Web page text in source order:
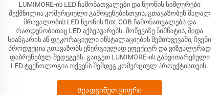
LUMIMORE-ის LED ჩამონათვალები და ნეონის სიმღერები
შექმნილია კომერციული გამოყენებისთვის, გთავაზობენ მაღალ
მრავალობის LED ნეონის flex, COB ჩამონათვალებს და
რაოდენობითაც LED აქსესუარებს. მოწევაზე ნიშნატის, შიდა
სიანგარის ან დეკორაციული ინსტალაციების შემთხვევაში, ჩვენი
პროდუქცია გთავაზობს ენერგიულად ეფექტურ და ვიზუალურად
დაბრუნებულ შედეგებს. გაიგეთ LUMIMORE-ის განვითარებული
LED ტექნოლოგია თქვენს შემდეგ კომერციულ პროექტისთვის.
Შეადგინეთ ციფრი